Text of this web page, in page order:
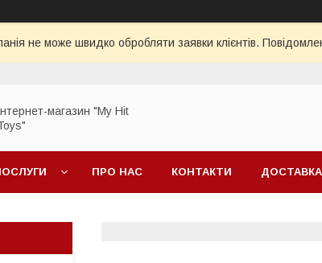
не може швидко обробляти заявки клієнтів.
магазин "My Hit
ПРО НАС КОНТАКТИ